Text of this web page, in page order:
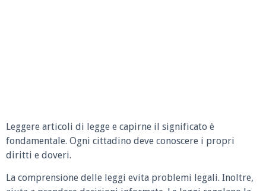
Leggere articoli di legge e capirne il significato è
fondamentale. Ogni cittadino deve conoscere i propri
diritti e doveri.
La comprensione delle leggi evita problemi legali. Inoltre,